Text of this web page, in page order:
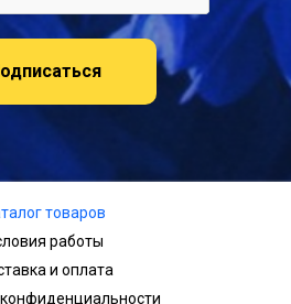
товаров
работы
и оплата